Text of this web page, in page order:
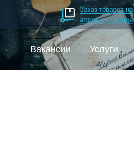
Заказ товаров на
аптечном складе
Вакансии Услуги